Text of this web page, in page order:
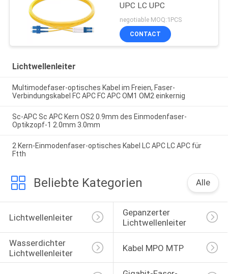
UPC LC UPC
negotiable MOQ:1PCS
CONTACT
Lichtwellenleiter
Multimodefaser-optisches Kabel im Freien, Faser-
Verbindungskabel FC APC FC APC OM1 OM2 einkernig
Sc-APC Sc APC Kern OS2 0.9mm des Einmodenfaser-
Optikzopf-1 2.0mm 3.0mm
2 Kern-Einmodenfaser-optisches Kabel LC APC LC APC für
Ftth
Beliebte Kategorien Alle
Lichtwellenleiter
Gepanzerter
Lichtwellenleiter
Wasserdichter
Lichtwellenleiter
Kabel MPO MTP